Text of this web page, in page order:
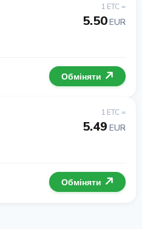
1 ETC =
5.50EUR
Обміняти
1 ETC =
5.49 EUR
Обміняти